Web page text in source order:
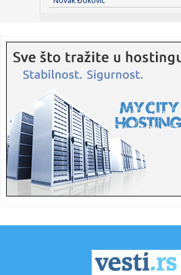
23:35: Otkriveni detalji pucnjave na
stoji...
23:34:
Benfika si...
23:33:Težak udes žene iz BiH: Bmw-om
23:33:Kratak predah od vrućina:
osvj...
23:33:Osuđen provalnik iz BiH, branio se
ćer...
Partizan "otkrio" reakciju posle